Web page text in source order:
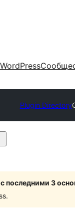
Plugin Directory
с последними 3